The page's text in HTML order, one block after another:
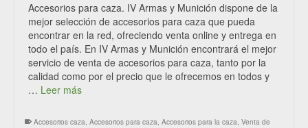
Accesorios para caza. IV Armas y Munición dispone de la
mejor selección de accesorios para caza que pueda
encontrar en la red, ofreciendo venta online y entrega en
todo el país. En IV Armas y Munición encontrará el mejor
servicio de venta de accesorios para caza, tanto por la
calidad como por el precio que le ofrecemos en todos y
… Leer más
Accesorios caza, Accesorios para caza, Accesorios para la caza, Venta de